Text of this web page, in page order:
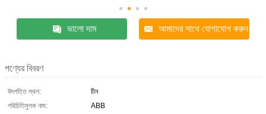
ভালো দাম আমাদের সাথে যোগাযোগ করুন
পণ্যের বিবরণ
উৎপত্তি স্থল:
চীন
পরিচিতিমুলক নাম:
ABB